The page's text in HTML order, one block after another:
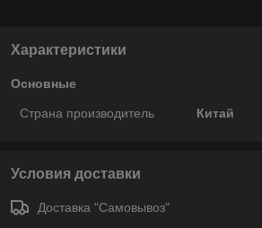
Характеристики
Основные
Страна производитель Китай
Условия доставки
Доставка "Самовывоз"